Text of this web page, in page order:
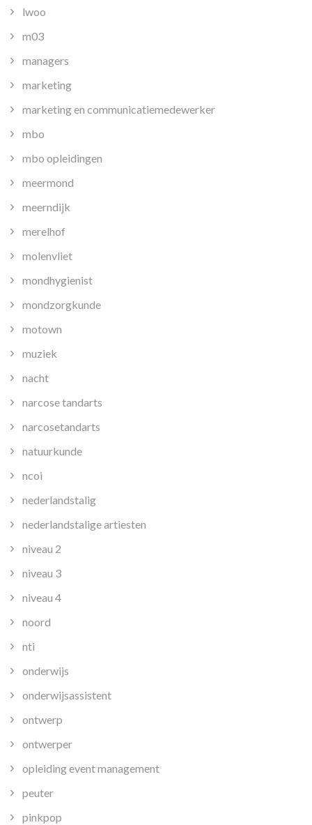
lwoo
m03
managers
marketing
marketing en communicatiemedewerker
mbo
mbo opleidingen
meermond
meerndijk
merelhof
molenvliet
mondhygienist
mondzorgkunde
motown
muziek
nacht
narcose tandarts
narcosetandarts
natuurkunde
ncoi
nederlandstalig
nederlandstalige artiesten
niveau 2
niveau 3
niveau 4
noord
nti
onderwijs
onderwijsassistent
ontwerp
ontwerper
opleiding event management
peuter
pinkpop